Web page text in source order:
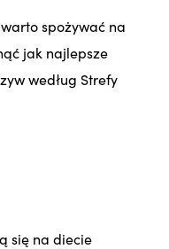
spożywać na
jak najlepsze
według Strefy
się na diecie